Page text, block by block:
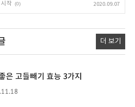
작 (0) 2020.09.07
더 보기
은 고들빼기 효능 3가지